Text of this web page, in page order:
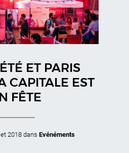
ET PARIS
CAPITALE EST
FÊTE
2018 dans Evénéments